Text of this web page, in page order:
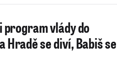
program vlády do
Hradě se diví, Babiš se